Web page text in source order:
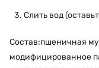
Слить вод
Состав:пшеничная
модифицированное